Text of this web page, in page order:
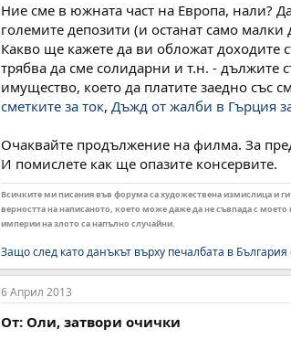
Ние сме в южната част на Европа, нали?
големите депозити (и останат само
Какво ще кажете да ви обложат доходите
трябва да сме солидарни и т.н. -
имущество, което да платите заедно със
сметките за ток, Дъжд от жалби в Гърция
Очаквайте продължение на филма. За
И помислете как ще опазите консервите.
Всичките ми писания във форума са художествена измислица и
верността на написаното, което може даже да не съвпада с
империи на злото са напълно случайни.
Защо след като данъкът върху печалбата в
6 Април 2013
От: Оли, затвори очички